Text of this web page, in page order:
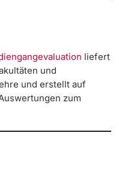
Leistungsnachweisen
liefert
und
und erstellt auf
zum